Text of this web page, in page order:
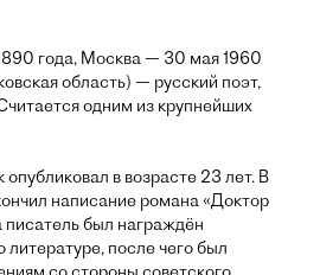
года, Москва — 30 мая 1960
область) — русский поэт,
одним из крупнейших
в возрасте 23 лет. В
написание романа «Доктор
был награждён
после чего был